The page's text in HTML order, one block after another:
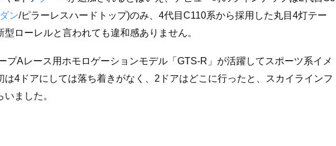
ン/ピラーレスハードトップ)のみ、4代目C110系から採用した丸目4灯テー
ローレルと言われても違和感ありません。
プAレース用ホモロゲーションモデル「GTS-R」が活躍してスポーツ系イメ
は4ドアにしては落ち着きがなく、2ドアはどこに行ったと、スカイラインフ
ました。